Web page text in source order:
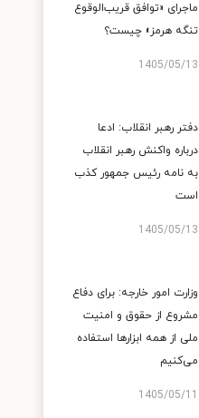
ماجرای «توافق قریب‌الوقوع
تنگه هرمز» چیست؟
1405/05/13
دفتر رهبر انقلاب: ادعا
درباره واکنش رهبر انقلاب
به نامه رئیس جمهور کذب
است
1405/05/13
وزارت امور خارجه: برای دفاع
مشروع از حقوق و امنیت
ملی از همه ابزارها استفاده
می‌کنیم
1405/05/11